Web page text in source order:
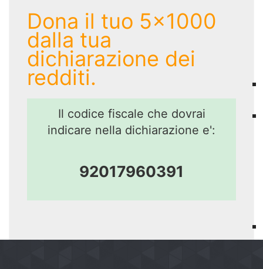
Dona il tuo 5x1000
dalla tua
dichiarazione dei
redditi.
Il codice fiscale che dovrai
indicare nella dichiarazione e':
92017960391